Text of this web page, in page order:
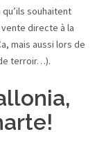
souhaitent
directe à la
mais aussi lors de
terroir…).